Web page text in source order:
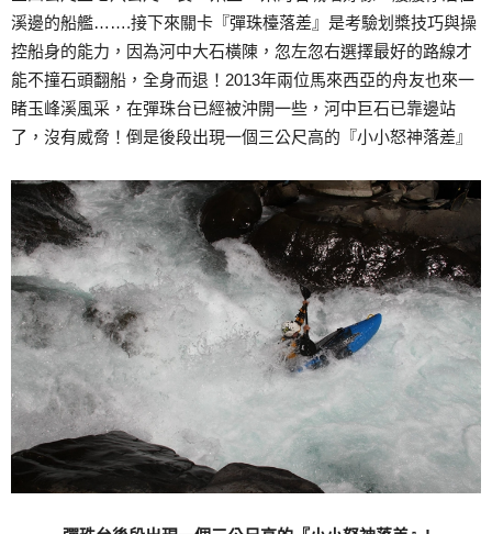
溪邊的船艦…….接下來關卡『彈珠檯落差』是考驗划槳技巧與操
控船身的能力，因為河中大石橫陳，忽左忽右選擇最好的路線才
能不撞石頭翻船，全身而退！2013年兩位馬來西亞的舟友也來一
睹玉峰溪風采，在彈珠台已經被沖開一些，河中巨石已靠邊站
了，沒有威脅！倒是後段出現一個三公尺高的『小小怒神落差』